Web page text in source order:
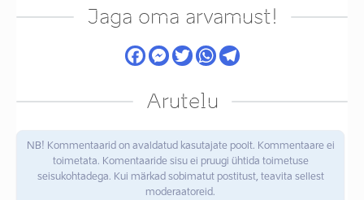
Jaga oma arvamust!
Arutelu
NB! Kommentaarid on avaldatud kasutajate poolt. Kommentaare ei
toimetata. Komentaaride sisu ei pruugi ühtida toimetuse
seisukohtadega. Kui märkad sobimatut postitust, teavita sellest
moderaatoreid.